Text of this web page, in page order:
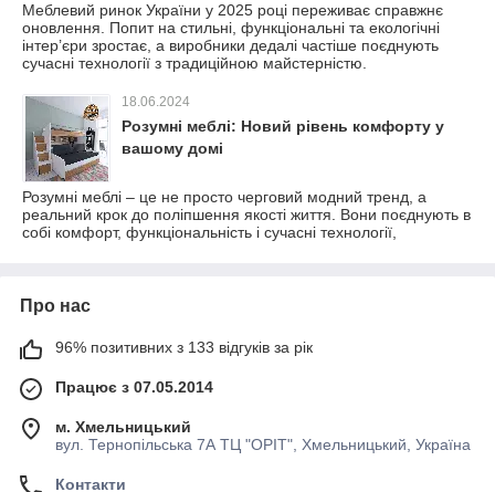
Меблевий ринок України у 2025 році переживає справжнє
оновлення. Попит на стильні, функціональні та екологічні
інтер’єри зростає, а виробники дедалі частіше поєднують
сучасні технології з традиційною майстерністю.
18.06.2024
Розумні меблі: Новий рівень комфорту у
вашому домі
Розумні меблі – це не просто черговий модний тренд, а
реальний крок до поліпшення якості життя. Вони поєднують в
собі комфорт, функціональність і сучасні технології,
Про нас
96% позитивних з 133 відгуків за рік
Працює з 07.05.2014
м. Хмельницький
вул. Тернопільська 7А ТЦ "ОРІТ", Хмельницький, Україна
Контакти